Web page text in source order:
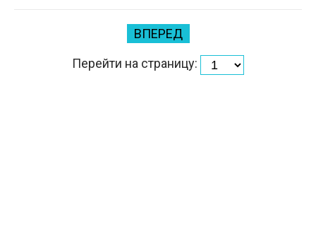
ВПЕРЕД
Перейти на страницу: